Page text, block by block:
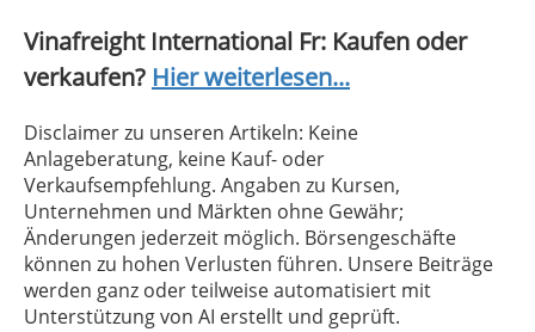
Vinafreight International Fr: Kaufen oder
verkaufen? Hier weiterlesen...
Disclaimer zu unseren Artikeln: Keine
Anlageberatung, keine Kauf- oder
Verkaufsempfehlung. Angaben zu Kursen,
Unternehmen und Märkten ohne Gewähr;
Änderungen jederzeit möglich. Börsengeschäfte
können zu hohen Verlusten führen. Unsere Beiträge
werden ganz oder teilweise automatisiert mit
Unterstützung von AI erstellt und geprüft.